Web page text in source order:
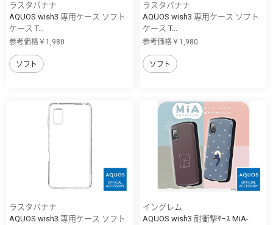
ラスタバナナ
AQUOS wish3 専用ケース ソフト
ケース T...
参考価格￥1,980
ソフト
ラスタバナナ
AQUOS wish3 専用ケース ソフト
ケース T...
参考価格￥1,980
ソフト
ラスタバナナ
AQUOS wish3 専用ケース ソフト
イングレム
AQUOS wish3 耐衝撃ｹｰｽ MiA-